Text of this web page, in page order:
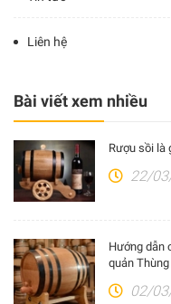
Liên hệ
Bài viết xem nhiều
Rượu sồi là
22/
Hướng dẫn
quản
02/